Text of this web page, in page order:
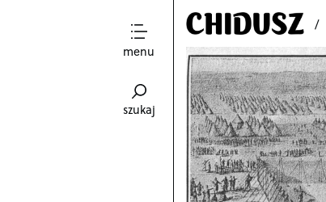
menu
szukaj